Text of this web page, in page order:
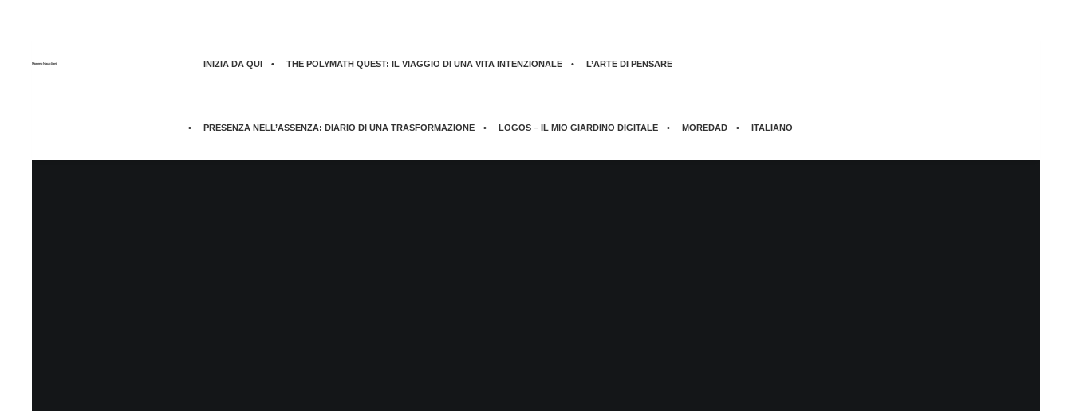
Moreno Maugliani INIZIA DA QUI THE POLYMATH QUEST: IL VIAGGIO DI UNA VITA INTENZIONALE L’ARTE DI PENSARE
PRESENZA NELL’ASSENZA: DIARIO DI UNA TRASFORMAZIONE LOGOS – IL MIO GIARDINO DIGITALE MOREDAD ITALIANO